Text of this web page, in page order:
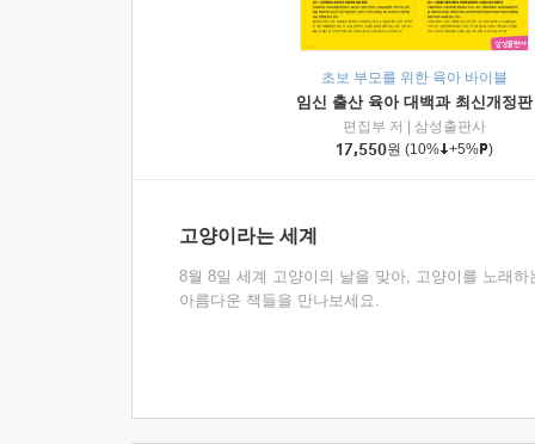
초보 부모를 위한 육아 바이블
임신 출산 육아 대백과 최신개정판
편집부 저
삼성출판사
17,550원 (10% +5% )
고양이라는 세계
8월 8일 세계 고양이의 날을 맞아, 고양이를 노래하
아름다운 책들을 만나보세요.